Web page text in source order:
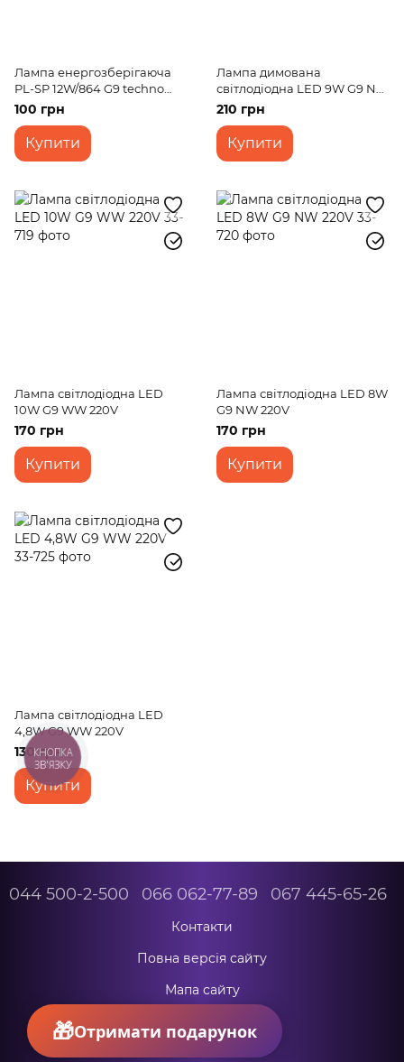
Лампа енергозберігаюча
PL-SP 12W/864 G9 techno
220V
100 грн
Купити
Лампа димована
світлодіодна LED 9W G9 NW
T20 Dim 220V
210 грн
Купити
Лампа світлодіодна LED
10W G9 WW 220V
170 грн
Купити
Лампа світлодіодна LED 8W
G9 NW 220V
170 грн
Купити
Лампа світлодіодна LED
4,8W G9 WW 220V
130 грн
Купити
044 500-2-500 066 062-77-89 067 445-65-26
Контакти
Повна версія сайту
Мапа сайту
КНОПКА
ЗВ'ЯЗКУ
Отримати подарунок